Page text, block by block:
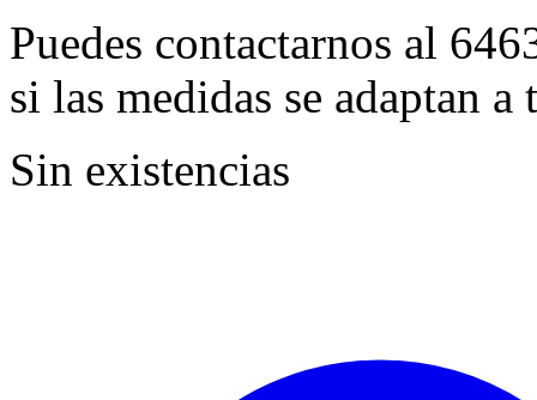
Puedes contactarnos al
si las medidas se adaptan a
Sin existencias